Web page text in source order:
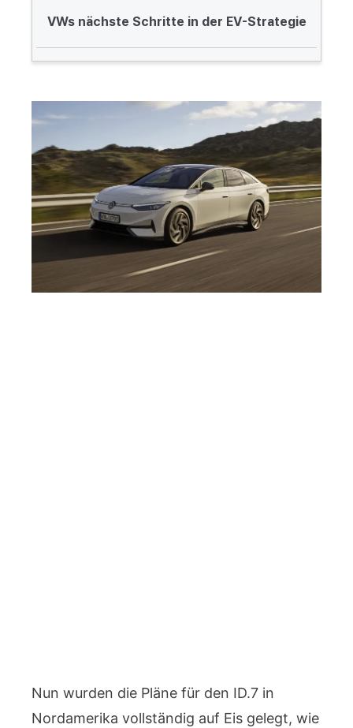
VWs nächste Schritte in der EV-Strategie
Nun wurden die Pläne für den ID.7 in
Nordamerika vollständig auf Eis gelegt, wie